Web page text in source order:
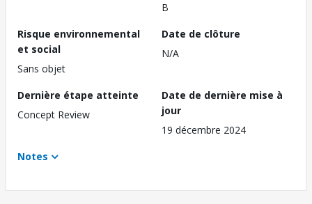
B
Risque environnemental
et social
Sans objet
Date de clôture
N/A
Dernière étape atteinte
Concept Review
Date de dernière mise à
jour
19 décembre 2024
Notes